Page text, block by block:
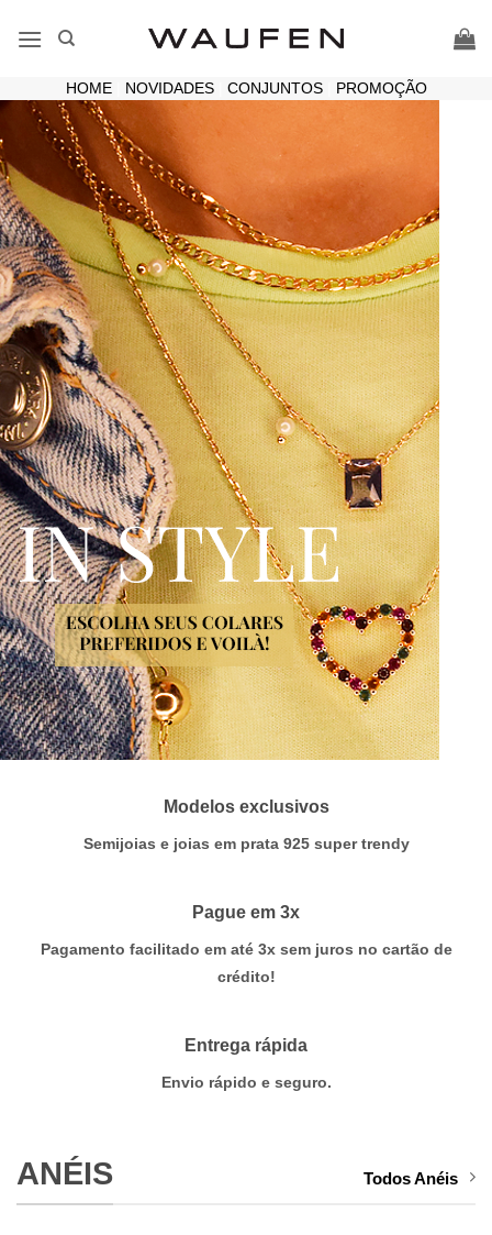
HOME| NOVIDADES| CONJUNTOS| PROMOÇÃO
Modelos exclusivos
Semijoias e joias em prata 925 super trendy
Pague em 3x
Pagamento facilitado em até 3x sem juros no cartão de
crédito!
Entrega rápida
Envio rápido e seguro.
ANÉIS Todos Anéis